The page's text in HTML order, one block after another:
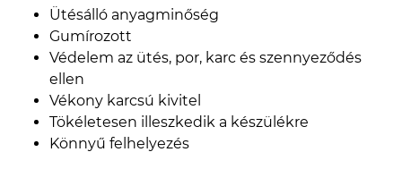
Ütésálló anyagminőség
Gumírozott
Védelem az ütés, por, karc és szennyeződés
ellen
Vékony karcsú kivitel
Tökéletesen illeszkedik a készülékre
Könnyű felhelyezés